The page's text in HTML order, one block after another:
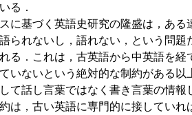
る．
に基づく英語史研究の隆盛は，ある
られないし，語れない，という問
る．これは，古英語から中英語を
いないという絶対的な制約がある
て話し言葉ではなく書き言葉の情報
は，古い英語に専門的に接していれ